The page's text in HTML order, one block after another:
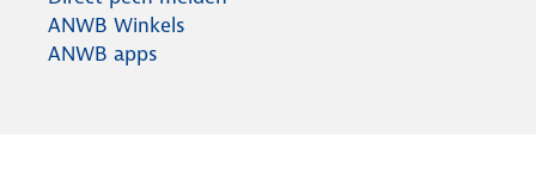
ANWB Winkels
ANWB apps